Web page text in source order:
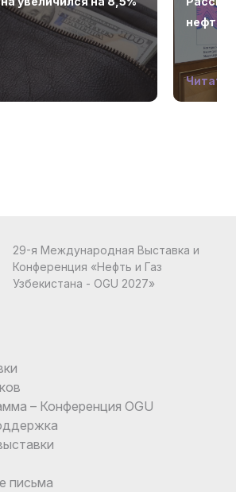
Читать
29-я Международная Выставка и
Конференция «Нефть и Газ
Узбекистана - OGU 2027»
– Конференция OGU
письма